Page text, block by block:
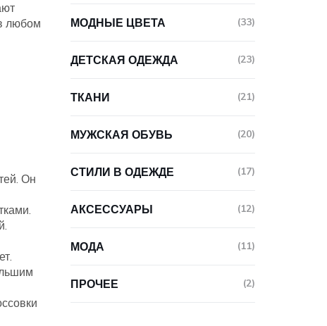
любом
Он
МОДНЫЕ ЦВЕТА (33)
ДЕТСКАЯ ОДЕЖДА (23)
ТКАНИ (21)
МУЖСКАЯ ОБУВЬ (20)
СТИЛИ В ОДЕЖДЕ (17)
АКСЕССУАРЫ (12)
МОДА (11)
ПРОЧЕЕ (2)